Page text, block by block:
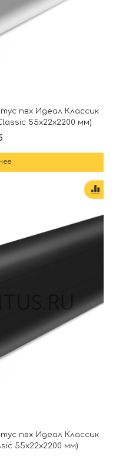
пвх Идеал Классик
55х22х2200 мм)
пвх Идеал Классик
55х22х2200 мм)